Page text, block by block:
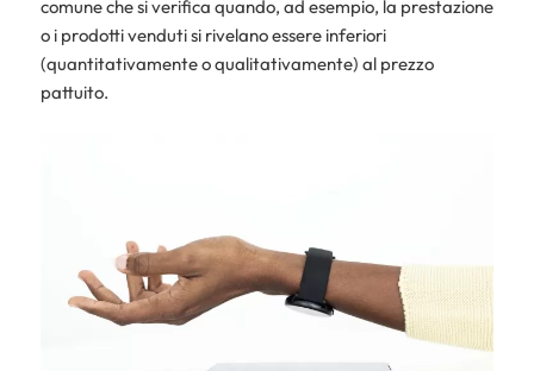
comune che si verifica quando, ad esempio, la prestazione
o i prodotti venduti si rivelano essere inferiori
(quantitativamente o qualitativamente) al prezzo
pattuito.